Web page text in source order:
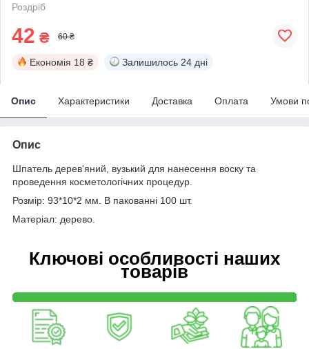
Роздріб
42 ₴ 60 ₴
Економія 18 ₴ Залишилось 24 дні
Опис Характеристики Доставка Оплата Умови
Опис
Шпатель дерев'яний, вузький для нанесення воску та
проведення косметологічних процедур.
Розмір: 93*10*2 мм. В пакованні 100 шт.
Матеріал: дерево.
Ключові особливості наших
товарів